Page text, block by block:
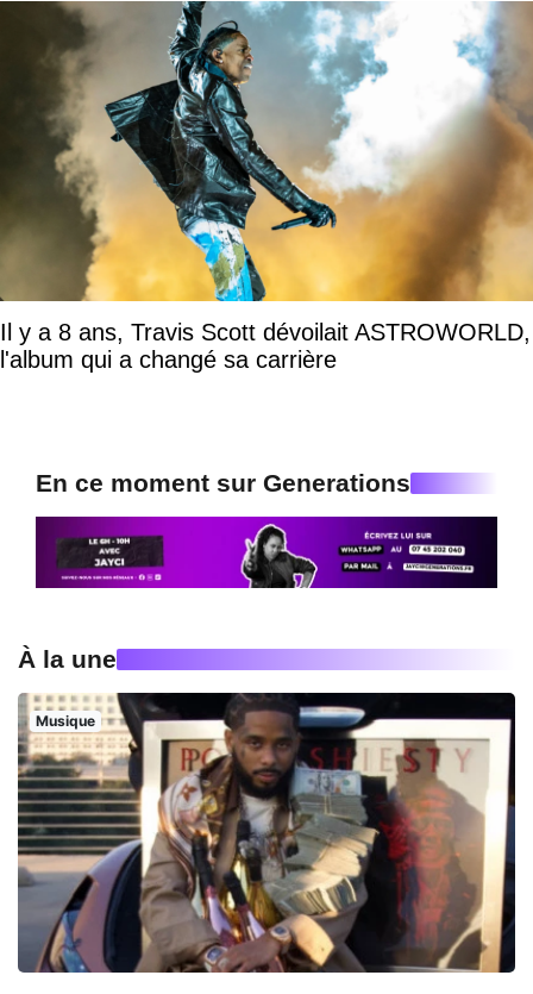
Il y a 8 ans, Travis Scott dévoilait ASTROWORLD,
l'album qui a changé sa carrière
En ce moment sur Generations
À la une
Musique